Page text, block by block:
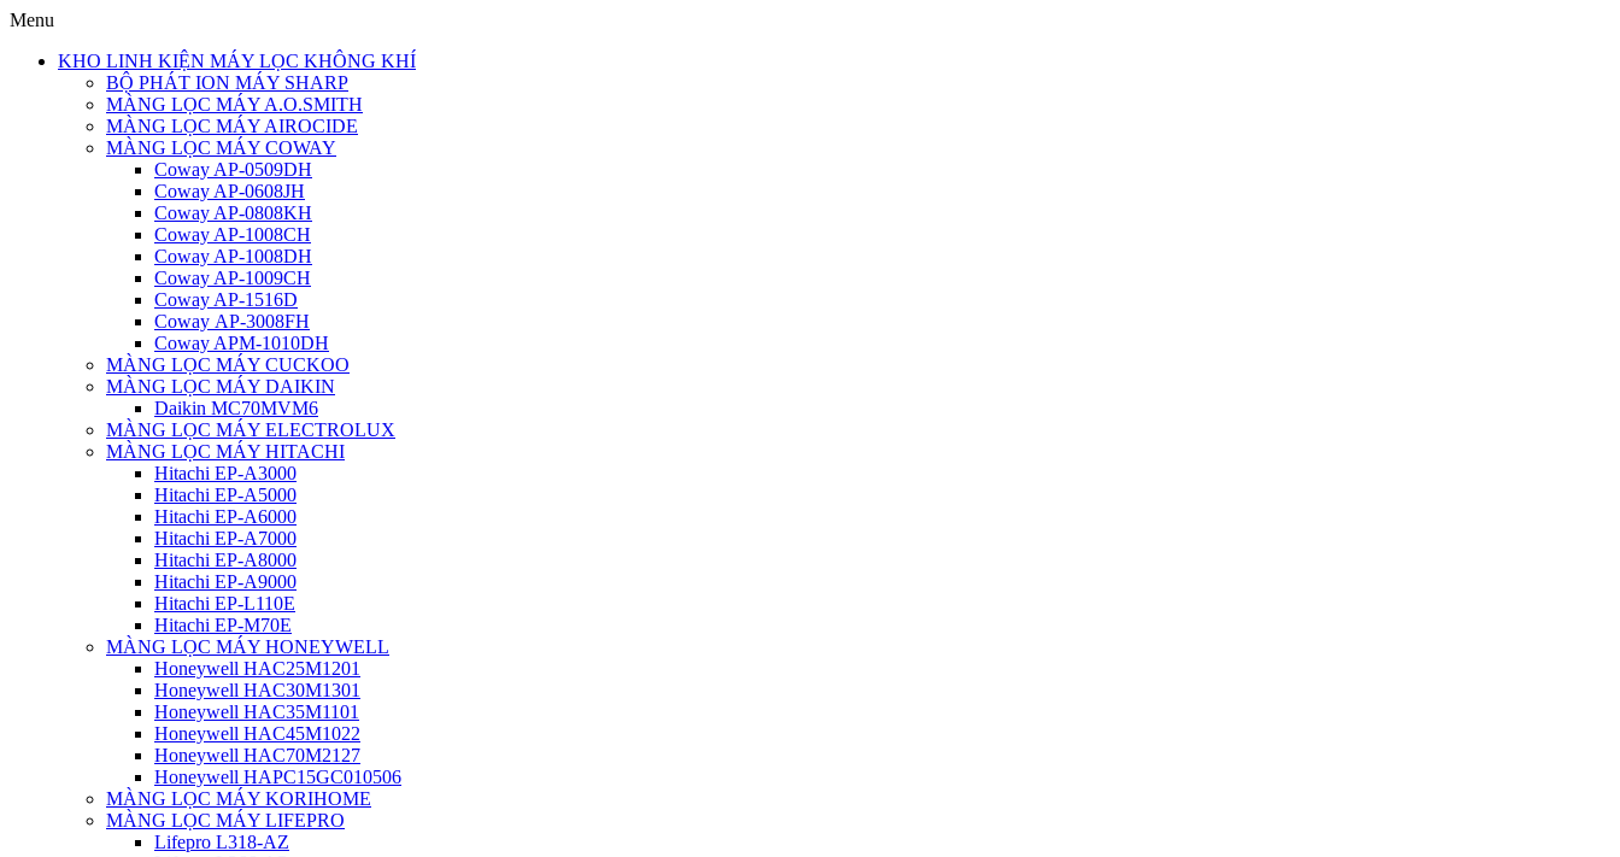
Menu
KHO LINH KIỆN MÁY LỌC KHÔNG KHÍ
BỘ PHÁT ION MÁY SHARP
MÀNG LỌC MÁY A.O.SMITH
MÀNG LỌC MÁY AIROCIDE
MÀNG LỌC MÁY COWAY
Coway AP-0509DH
Coway AP-0608JH
Coway AP-0808KH
Coway AP-1008CH
Coway AP-1008DH
Coway AP-1009CH
Coway AP-1516D
Coway AP-3008FH
Coway APM-1010DH
MÀNG LỌC MÁY CUCKOO
MÀNG LỌC MÁY DAIKIN
Daikin MC70MVM6
MÀNG LỌC MÁY ELECTROLUX
MÀNG LỌC MÁY HITACHI
Hitachi EP-A3000
Hitachi EP-A5000
Hitachi EP-A6000
Hitachi EP-A7000
Hitachi EP-A8000
Hitachi EP-A9000
Hitachi EP-L110E
Hitachi EP-M70E
MÀNG LỌC MÁY HONEYWELL
Honeywell HAC25M1201
Honeywell HAC30M1301
Honeywell HAC35M1101
Honeywell HAC45M1022
Honeywell HAC70M2127
Honeywell HAPC15GC010506
MÀNG LỌC MÁY KORIHOME
MÀNG LỌC MÁY LIFEPRO
Lifepro L318-AZ